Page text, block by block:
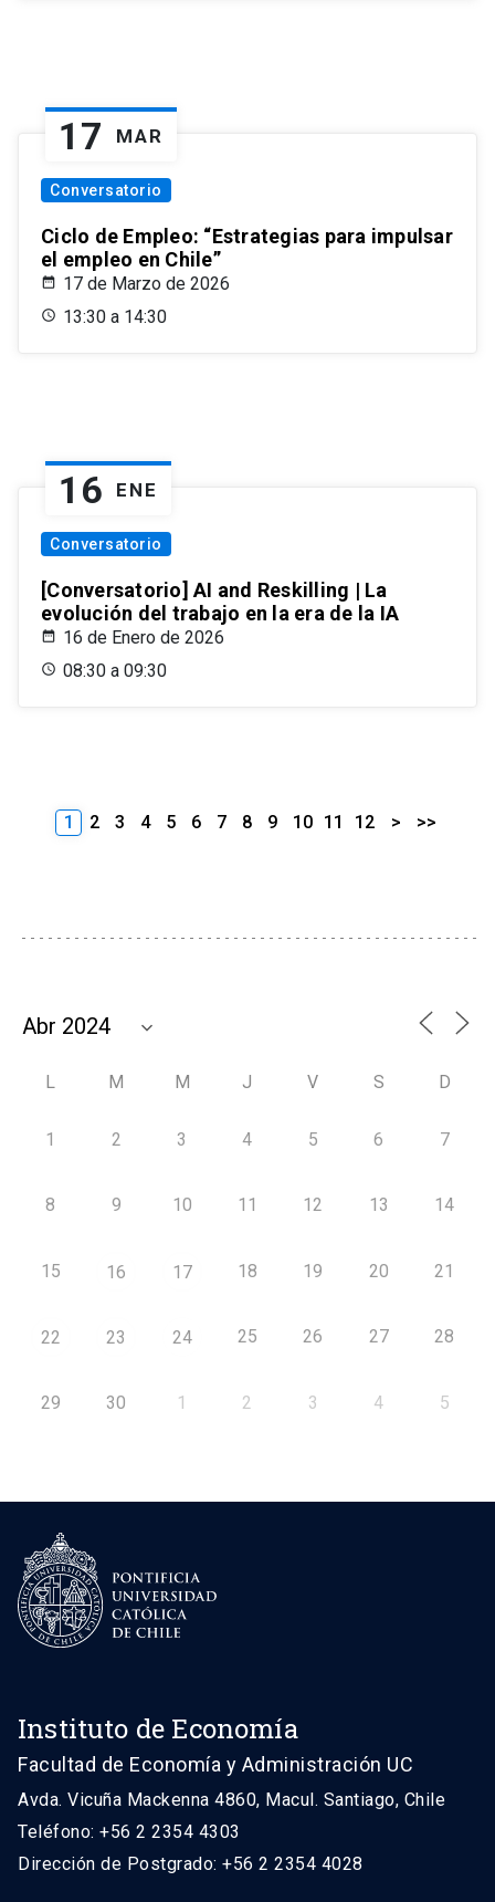
17 MAR
Conversatorio
Ciclo de Empleo: “Estrategias para impulsar
el empleo en Chile”
17 de Marzo de 2026
13:30 a 14:30
16 ENE
Conversatorio
[Conversatorio] AI and Reskilling | La
evolución del trabajo en la era de la IA
16 de Enero de 2026
08:30 a 09:30
1 2 3 4 5 6 7 8 9 10 11 12 > >>
L M M J V S D
1 2 3 4 5 6 7
8 9 10 11 12 13 14
15 16 17 18 19 20 21
22 23 24 25 26 27 28
29 30 1 2 3 4 5
Instituto de Economía
Facultad de Economía y Administración UC
Avda. Vicuña Mackenna 4860, Macul. Santiago, Chile
Teléfono: +56 2 2354 4303
Dirección de Postgrado: +56 2 2354 4028